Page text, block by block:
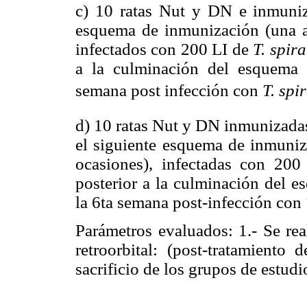
c) 10 ratas Nut y DN e
esquema de inmunización (una
infectados con 200 LI de T.
a la culminación del
semana post infección con T.
d) 10 ratas Nut y DN
el siguiente esquema de
ocasiones), infectadas con
posterior a la culminación del
la 6ta semana post-infección con
Parámetros evaluados: 1.- Se
retroorbital: (post-
sacrificio de los grupos de